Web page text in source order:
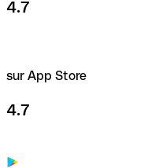
4.7
sur App Store
4.7